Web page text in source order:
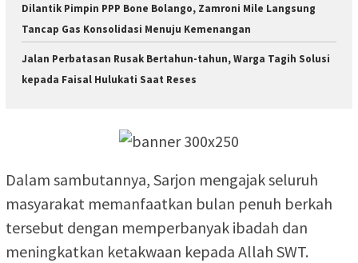
Dilantik Pimpin PPP Bone Bolango, Zamroni Mile Langsung
Tancap Gas Konsolidasi Menuju Kemenangan
Jalan Perbatasan Rusak Bertahun-tahun, Warga Tagih Solusi
kepada Faisal Hulukati Saat Reses
Dalam sambutannya, Sarjon mengajak seluruh
masyarakat memanfaatkan bulan penuh berkah
tersebut dengan memperbanyak ibadah dan
meningkatkan ketakwaan kepada Allah SWT.